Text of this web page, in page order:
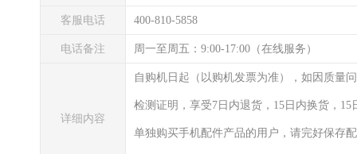
客服电话 400-810-5858
电话备注 周一至周五：9:00-17:00（在线服务）
详细内容
自购机日起（以购机发票为准），如因质量
检测证明，享受7日内退货，15日内换货，
单独购买手机配件产品的用户，请完好保存